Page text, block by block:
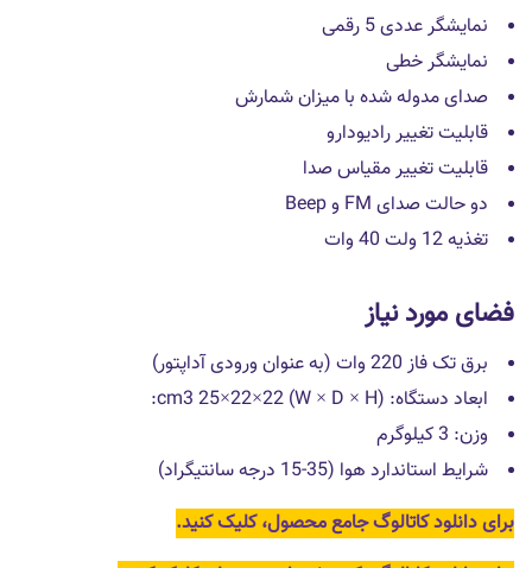
نمایشگر عددی 5 رقمی
نمایشگر خطی
صدای مدوله شده با میزان شمارش
قابلیت تغییر رادیودارو
قابلیت تغییر مقیاس صدا
دو حالت صدای FM و Beep
تغذیه 12 ولت 40 وات
فضای مورد نیاز
برق تک فاز 220 وات (به عنوان ورودی آداپتور)
ابعاد دستگاه: cm3 25×22×22 (W × D × H):
وزن: 3 کیلوگرم
شرایط استاندارد هوا (35-15 درجه سانتیگراد)
برای دانلود کاتالوگ جامع محصول، کلیک کنید.